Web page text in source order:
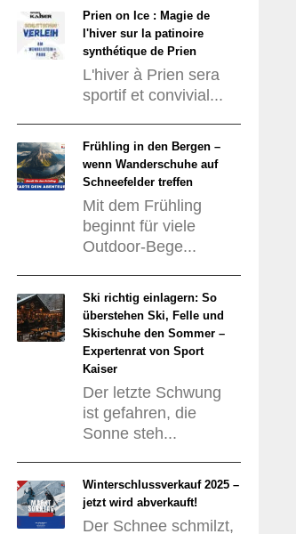
Prien on Ice : Magie de
l'hiver sur la patinoire
synthétique de Prien
L'hiver à Prien sera
sportif et convivial...
Frühling in den Bergen –
wenn Wanderschuhe auf
Schneefelder treffen
Mit dem Frühling
beginnt für viele
Outdoor-Bege...
Ski richtig einlagern: So
überstehen Ski, Felle und
Skischuhe den Sommer –
Expertenrat von Sport
Kaiser
Der letzte Schwung
ist gefahren, die
Sonne steh...
Winterschlussverkauf 2025 –
jetzt wird abverkauft!
Der Schnee schmilzt,